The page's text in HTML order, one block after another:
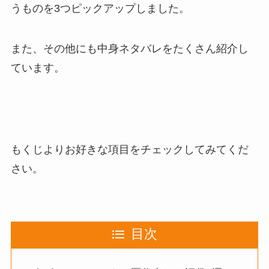
うものを3つピックアップしました。
また、その他にも 中身ネタバレをたくさん紹介 し
ています。
もくじよりお好きな項目をチェックしてみてくだ
さい。
目次